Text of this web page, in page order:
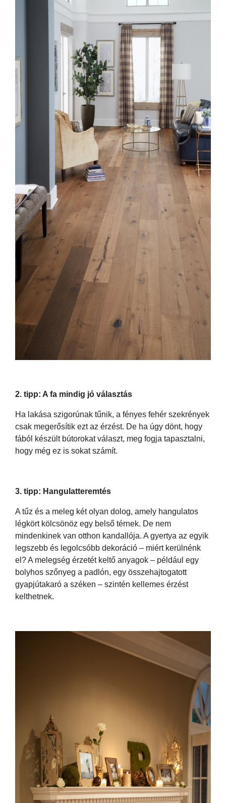
2. tipp: A fa mindig jó választás
Ha lakása szigorúnak tűnik, a fényes fehér szekrények
csak megerősítik ezt az érzést. De ha úgy dönt, hogy
fából készült bútorokat választ, meg fogja tapasztalni,
hogy még ez is sokat számít.
3. tipp: Hangulatteremtés
A tűz és a meleg két olyan dolog, amely hangulatos
légkört kölcsönöz egy belső térnek. De nem
mindenkinek van otthon kandallója. A gyertya az egyik
legszebb és legolcsóbb dekoráció – miért kerülnénk
el? A melegség érzetét keltő anyagok – például egy
bolyhos szőnyeg a padlón, egy összehajtogatott
gyapjútakaró a széken – szintén kellemes érzést
kelthetnek.